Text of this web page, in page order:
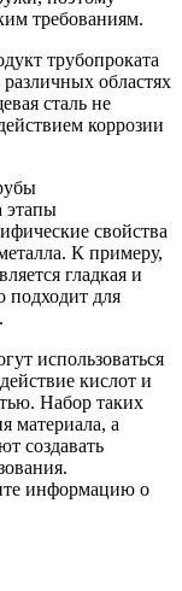
требованиям.
трубопроката
областях
сталь не
коррозии
этапы
свойства
К примеру,
гладкая и
подходит для
использоваться
кислот и
Набор таких
материала, а
создавать
информацию о